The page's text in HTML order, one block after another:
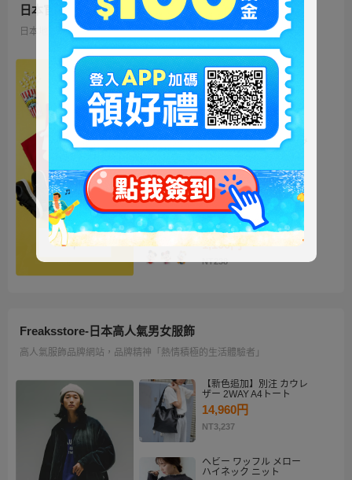
日本官方迪士尼商城
日本地區限定販售的迪士尼商品 多種品類、角色商品供您挑選
ミッキー ファートート
2WAY Fur Tote
4,500円
NT973
ベイマックス ぬいぐるみ
うるぽちゃちゃん
1,300円
NT281
ディズニーキャラクター
シークレットストラップ
迎春コレクション
1,100円
NT238
Freaksstore-日本高人氣男女服飾
高人氣服飾品牌網站，品牌精神「熱情積極的生活體驗者」
【新色追加】別注 カウレ
ザー 2WAY A4トート
14,960円
NT3,237
ヘビー ワッフル メロー
ハイネック ニット